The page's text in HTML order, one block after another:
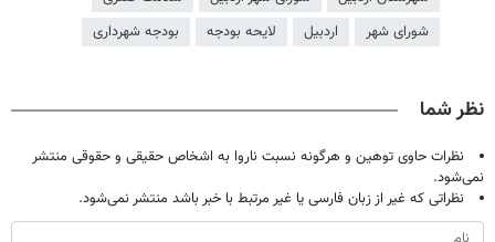
شورای شهر
اردبیل لایحه بودجه بودجه شهرداری
نظر شما
نظرات حاوی توهین و هرگونه نسبت ناروا به اشخاص حقیقی و حقوقی منتشر
نمی‌شود.
نظراتی که غیر از زبان فارسی یا غیر مرتبط با خبر باشد منتشر نمی‌شود.